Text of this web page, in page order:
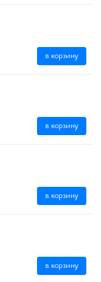
в корзину
в корзину
в корзину
в корзину